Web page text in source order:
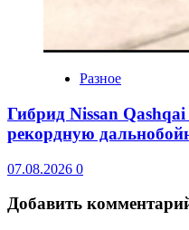
Разное
Гибрид Nissan
рекордную
07.08.2026 0
Добавить